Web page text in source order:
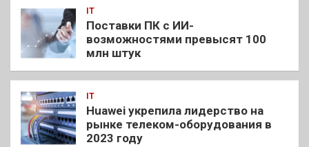
IT
Поставки ПК с ИИ-
возможностями превысят 100
млн штук
IT
Huawei укрепила лидерство на
рынке телеком-оборудования в
2023 году